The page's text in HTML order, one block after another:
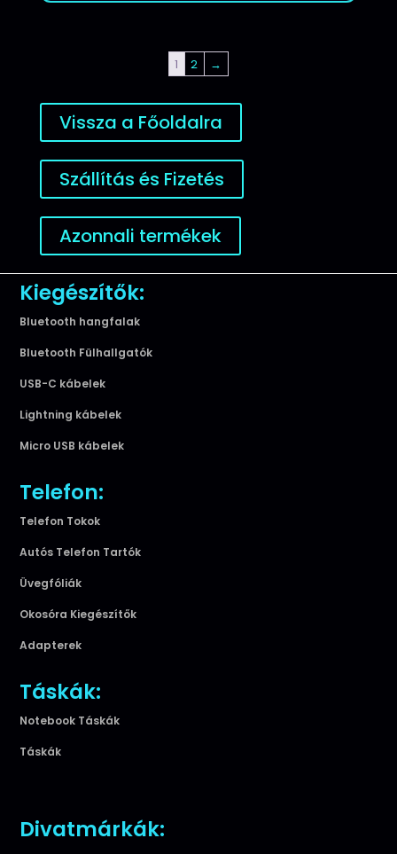
1 2 →
Vissza a Főoldalra
Szállítás és Fizetés
Azonnali termékek
Kiegészítők:
Bluetooth hangfalak
Bluetooth Fülhallgatók
USB-C kábelek
Lightning kábelek
Micro USB kábelek
Telefon:
Telefon Tokok
Autós Telefon Tartók
Üvegfóliák
Okosóra Kiegészítők
Adapterek
Táskák:
Notebook Táskák
Táskák
Divatmárkák: